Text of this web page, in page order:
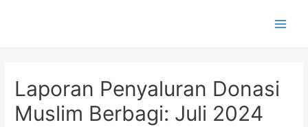
Laporan Penyaluran Donasi
Muslim Berbagi: Juli 2024